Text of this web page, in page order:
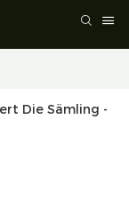
Die Sämling -